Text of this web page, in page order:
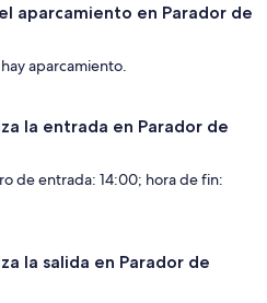
aparcamiento en Parador de
aparcamiento.
la entrada en Parador de
de entrada: 14:00; hora de fin:
la salida en Parador de